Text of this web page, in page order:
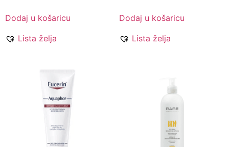
Dodaj u košaricu
Lista želja
Dodaj u košaricu
Lista želja